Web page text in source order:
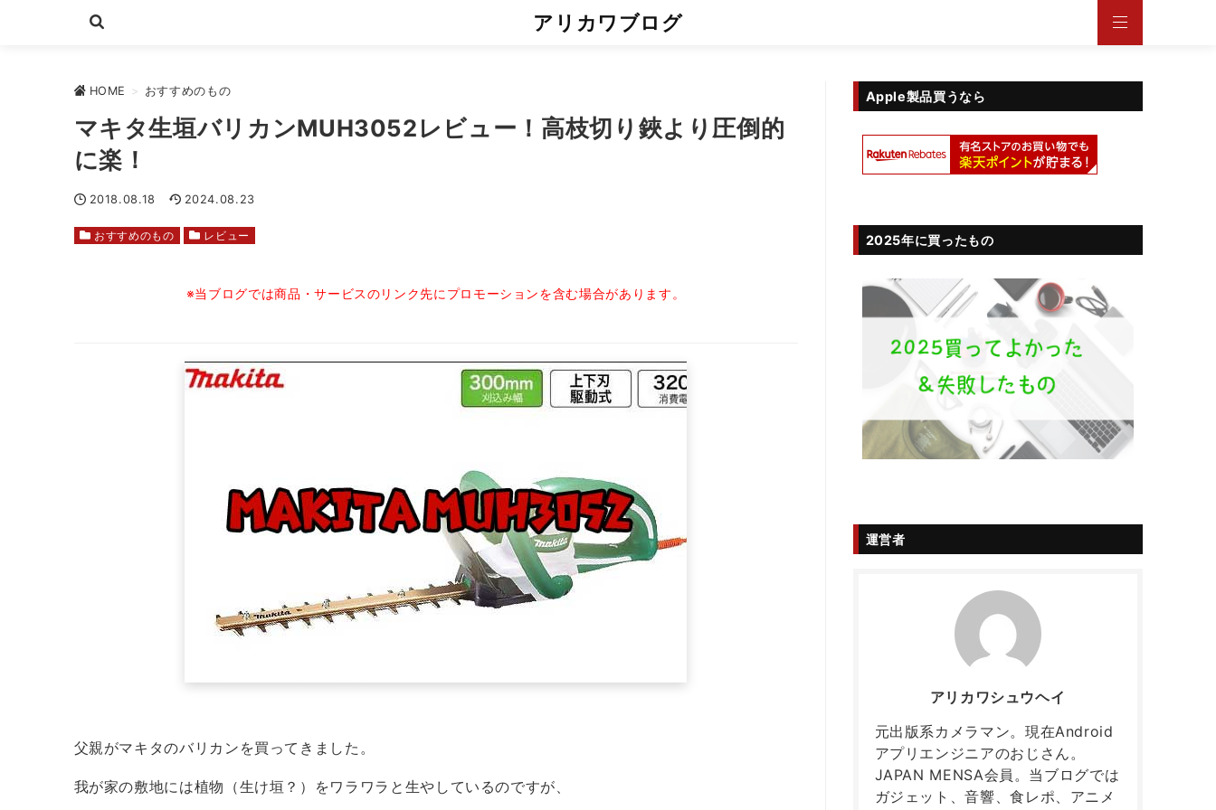
アリカワブログ
HOME > おすすめのもの
マキタ生垣バリカンMUH3052レビュー！高枝切り鋏より圧倒的
に楽！
2018.08.18 2024.08.23
おすすめのもの レビュー
※当ブログでは商品・サービスのリンク先にプロモーションを含む場合があります。
父親がマキタのバリカンを買ってきました。
我が家の敷地には植物（生け垣？）をワラワラと生やしているのですが、
Apple製品買うなら
2025年に買ったもの
運営者
アリカワシュウヘイ
元出版系カメラマン。現在Android
アプリエンジニアのおじさん。
JAPAN MENSA会員。当ブログでは
ガジェット、音響、食レポ、アニメ